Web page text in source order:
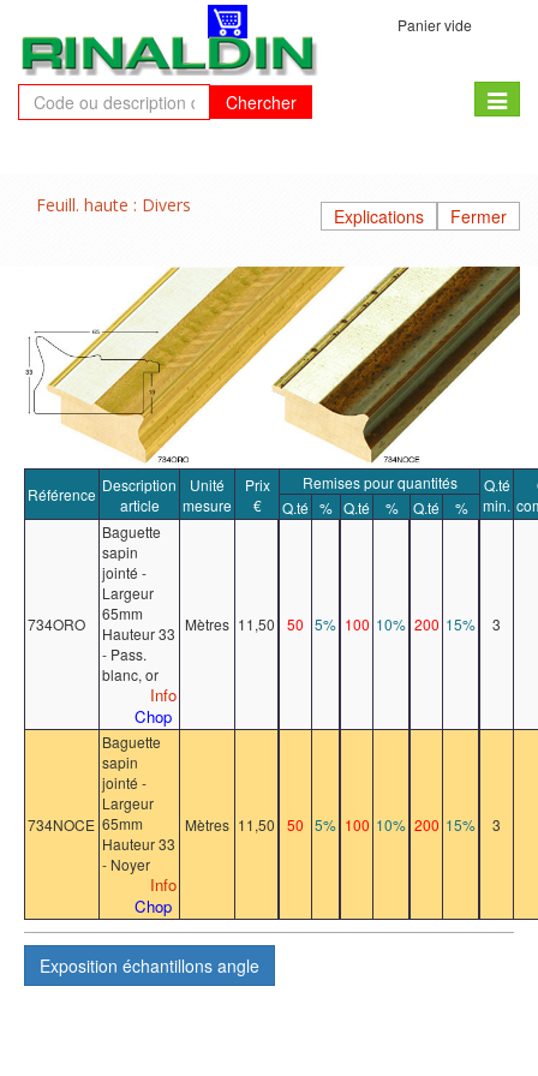
Chercher
Panier vide
Toggle
Feuill. haute : Divers Fermer
Explications
Référence Description
article
Unité
mesure
Prix
€
Remises pour quantités
Q.té
min.
Q.té % Q.té % Q.té %
734ORO
Baguette
sapin
jointé -
Largeur
65mm
Hauteur 33
- Pass.
blanc, or
Info
Chop
Mètres 11,50 50 5% 100 10% 200 15% 3
734NOCE
Baguette
sapin
jointé -
Largeur
65mm
Hauteur 33
- Noyer
Info
Chop
Mètres 11,50 50 5% 100 10% 200 15% 3
Exposition échantillons angle